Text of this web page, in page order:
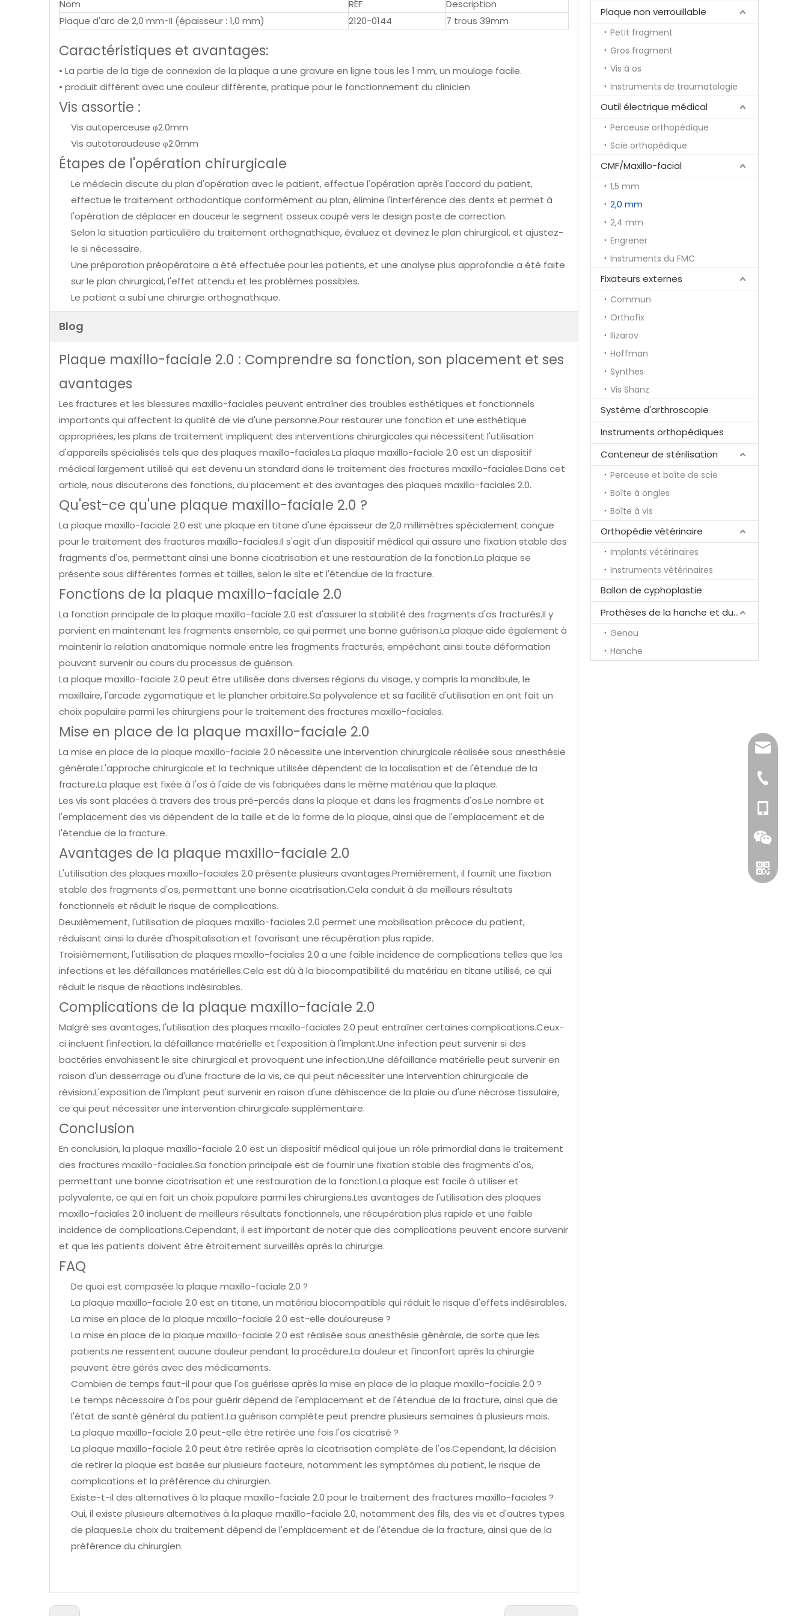
Nom RÉF
Description
Plaque d'arc de 2,0 mm-II (épaisseur : 1,0 mm)
2120-0144 7 trous 39mm
Caractéristiques et avantages:
• La partie de la tige de connexion de la plaque a une gravure en ligne tous les 1 mm, un moulage facile.
• produit différent avec une couleur différente, pratique pour le fonctionnement du clinicien
Vis assortie :
Vis autoperceuse φ2.0mm
Vis autotaraudeuse φ2.0mm
Étapes de l'opération chirurgicale
Le médecin discute du plan d'opération avec le patient, effectue l'opération après l'accord du patient,
effectue le traitement orthodontique conformément au plan, élimine l'interférence des dents et permet à
l'opération de déplacer en douceur le segment osseux coupé vers le design poste de correction.
Selon la situation particulière du traitement orthognathique, évaluez et devinez le plan chirurgical, et ajustez-
le si nécessaire.
Une préparation préopératoire a été effectuée pour les patients, et une analyse plus approfondie a été faite
sur le plan chirurgical, l'effet attendu et les problèmes possibles.
Le patient a subi une chirurgie orthognathique.
Blog
Plaque maxillo-faciale 2.0 : Comprendre sa fonction, son placement et ses
avantages
Les fractures et les blessures maxillo-faciales peuvent entraîner des troubles esthétiques et fonctionnels
importants qui affectent la qualité de vie d'une personne.Pour restaurer une fonction et une esthétique
appropriées, les plans de traitement impliquent des interventions chirurgicales qui nécessitent l'utilisation
d'appareils spécialisés tels que des plaques maxillo-faciales.La plaque maxillo-faciale 2.0 est un dispositif
médical largement utilisé qui est devenu un standard dans le traitement des fractures maxillo-faciales.Dans cet
article, nous discuterons des fonctions, du placement et des avantages des plaques maxillo-faciales 2.0.
Qu'est-ce qu'une plaque maxillo-faciale 2.0 ?
La plaque maxillo-faciale 2.0 est une plaque en titane d'une épaisseur de 2,0 millimètres spécialement conçue
pour le traitement des fractures maxillo-faciales.Il s'agit d'un dispositif médical qui assure une fixation stable des
fragments d'os, permettant ainsi une bonne cicatrisation et une restauration de la fonction.La plaque se
présente sous différentes formes et tailles, selon le site et l'étendue de la fracture.
Fonctions de la plaque maxillo-faciale 2.0
La fonction principale de la plaque maxillo-faciale 2.0 est d'assurer la stabilité des fragments d'os fracturés.Il y
parvient en maintenant les fragments ensemble, ce qui permet une bonne guérison.La plaque aide également à
maintenir la relation anatomique normale entre les fragments fracturés, empêchant ainsi toute déformation
pouvant survenir au cours du processus de guérison.
La plaque maxillo-faciale 2.0 peut être utilisée dans diverses régions du visage, y compris la mandibule, le
maxillaire, l'arcade zygomatique et le plancher orbitaire.Sa polyvalence et sa facilité d'utilisation en ont fait un
choix populaire parmi les chirurgiens pour le traitement des fractures maxillo-faciales.
Mise en place de la plaque maxillo-faciale 2.0
La mise en place de la plaque maxillo-faciale 2.0 nécessite une intervention chirurgicale réalisée sous anesthésie
générale.L'approche chirurgicale et la technique utilisée dépendent de la localisation et de l'étendue de la
fracture.La plaque est fixée à l'os à l'aide de vis fabriquées dans le même matériau que la plaque.
Les vis sont placées à travers des trous pré-percés dans la plaque et dans les fragments d'os.Le nombre et
l'emplacement des vis dépendent de la taille et de la forme de la plaque, ainsi que de l'emplacement et de
l'étendue de la fracture.
Avantages de la plaque maxillo-faciale 2.0
L'utilisation des plaques maxillo-faciales 2.0 présente plusieurs avantages.Premièrement, il fournit une fixation
stable des fragments d'os, permettant une bonne cicatrisation.Cela conduit à de meilleurs résultats
fonctionnels et réduit le risque de complications.
Deuxièmement, l'utilisation de plaques maxillo-faciales 2.0 permet une mobilisation précoce du patient,
réduisant ainsi la durée d'hospitalisation et favorisant une récupération plus rapide.
Troisièmement, l'utilisation de plaques maxillo-faciales 2.0 a une faible incidence de complications telles que les
infections et les défaillances matérielles.Cela est dû à la biocompatibilité du matériau en titane utilisé, ce qui
réduit le risque de réactions indésirables.
Complications de la plaque maxillo-faciale 2.0
Malgré ses avantages, l'utilisation des plaques maxillo-faciales 2.0 peut entraîner certaines complications.Ceux-
ci incluent l'infection, la défaillance matérielle et l'exposition à l'implant.Une infection peut survenir si des
bactéries envahissent le site chirurgical et provoquent une infection.Une défaillance matérielle peut survenir en
raison d'un desserrage ou d'une fracture de la vis, ce qui peut nécessiter une intervention chirurgicale de
révision.L'exposition de l'implant peut survenir en raison d'une déhiscence de la plaie ou d'une nécrose tissulaire,
ce qui peut nécessiter une intervention chirurgicale supplémentaire.
Conclusion
En conclusion, la plaque maxillo-faciale 2.0 est un dispositif médical qui joue un rôle primordial dans le traitement
des fractures maxillo-faciales.Sa fonction principale est de fournir une fixation stable des fragments d'os,
permettant une bonne cicatrisation et une restauration de la fonction.La plaque est facile à utiliser et
polyvalente, ce qui en fait un choix populaire parmi les chirurgiens.Les avantages de l'utilisation des plaques
maxillo-faciales 2.0 incluent de meilleurs résultats fonctionnels, une récupération plus rapide et une faible
incidence de complications.Cependant, il est important de noter que des complications peuvent encore survenir
et que les patients doivent être étroitement surveillés après la chirurgie.
FAQ
De quoi est composée la plaque maxillo-faciale 2.0 ?
La plaque maxillo-faciale 2.0 est en titane, un matériau biocompatible qui réduit le risque d'effets indésirables.
La mise en place de la plaque maxillo-faciale 2.0 est-elle douloureuse ?
La mise en place de la plaque maxillo-faciale 2.0 est réalisée sous anesthésie générale, de sorte que les
patients ne ressentent aucune douleur pendant la procédure.La douleur et l'inconfort après la chirurgie
peuvent être gérés avec des médicaments.
Combien de temps faut-il pour que l'os guérisse après la mise en place de la plaque maxillo-faciale 2.0 ?
Le temps nécessaire à l'os pour guérir dépend de l'emplacement et de l'étendue de la fracture, ainsi que de
l'état de santé général du patient.La guérison complète peut prendre plusieurs semaines à plusieurs mois.
La plaque maxillo-faciale 2.0 peut-elle être retirée une fois l'os cicatrisé ?
La plaque maxillo-faciale 2.0 peut être retirée après la cicatrisation complète de l'os.Cependant, la décision
de retirer la plaque est basée sur plusieurs facteurs, notamment les symptômes du patient, le risque de
complications et la préférence du chirurgien.
Existe-t-il des alternatives à la plaque maxillo-faciale 2.0 pour le traitement des fractures maxillo-faciales ?
Oui, il existe plusieurs alternatives à la plaque maxillo-faciale 2.0, notamment des fils, des vis et d'autres types
de plaques.Le choix du traitement dépend de l'emplacement et de l'étendue de la fracture, ainsi que de la
préférence du chirurgien.
Plaque non verrouillable
Petit fragment
Gros fragment
Vis à os
Instruments de traumatologie
Outil électrique médical
Perceuse orthopédique
Scie orthopédique
CMF/Maxillo-facial
1,5 mm
2,0 mm
2,4 mm
Engrener
Instruments du FMC
Fixateurs externes
Commun
Orthofix
Ilizarov
Hoffman
Synthes
Vis Shanz
Système d'arthroscopie
Instruments orthopédiques
Conteneur de stérilisation
Perceuse et boîte de scie
Boîte à ongles
Boîte à vis
Orthopédie vétérinaire
Implants vétérinaires
Instruments vétérinaires
Ballon de cyphoplastie
Prothèses de la hanche et du genou
Genou
Hanche
+86-519-